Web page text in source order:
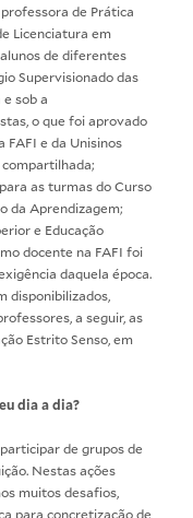
de Prática
Licenciatura em
de diferentes
Supervisionado das
sob a
o que foi aprovado
FAFI e da Unisinos
as turmas do Curso
da Aprendizagem;
e Educação
docente na FAFI foi
daquela época.
disponibilizados,
a seguir, as
Estrito Senso, em
dia a dia?
de grupos de
Nestas ações
muitos desafios,
para concretização de